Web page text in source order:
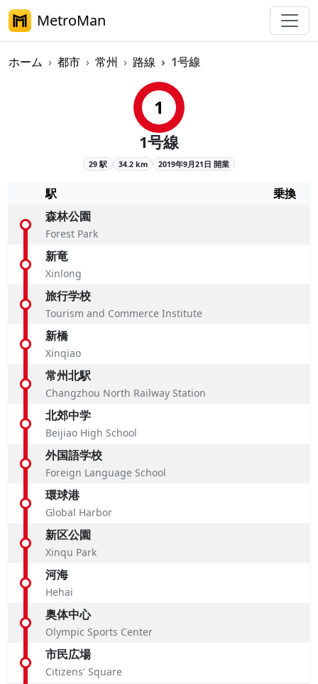
MetroMan
ホーム 都市 常州 路線 1号線
常州メトロ1号線概要
1
1号線
29 駅 34.2 km 2019年9月21日 開業
駅
乗換
森林公園
Forest Park
新竜
Xinlong
旅行学校
Tourism and Commerce Institute
新橋
Xinqiao
常州北駅
Changzhou North Railway Station
北郊中学
Beijiao High School
外国語学校
Foreign Language School
環球港
Global Harbor
新区公園
Xinqu Park
河海
Hehai
奥体中心
Olympic Sports Center
市民広場
Citizens' Square